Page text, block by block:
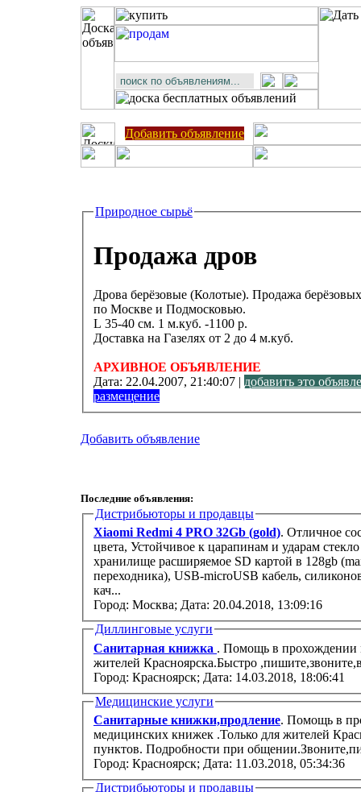
Добавить объявление
Природное сырьё
Продажа дров
Дрова берёзовые (Колотые). Продажа
по Москве и Подмосковью.
L 35-40 см. 1 м.куб. -1100 р.
Доставка на Газелях от 2 до 4 м.куб.
АРХИВНОЕ ОБЪЯВЛЕНИЕ
Дата: 22.04.2007, 21:40:07 | добавить это
размещение
Добавить объявление
Последние объявления:
Дистрибьюторы и продавцы
Xiaomi Redmi 4 PRO 32Gb (gold). Отличное
цвета, Устойчивое к царапинам и ударам
хранилище расширяемое SD картой в 128gb
переходника), USB-microUSB кабель,
кач...
Город: Москва; Дата: 20.04.2018, 13:09:16
Диллинговые услуги
Санитарная книжка . Помощь в прохождении
жителей Красноярска.Быстро
Город: Красноярск; Дата: 14.03.2018, 18:06:41
Медицинские услуги
Санитарные книжки,продление. Помощь в
медицинских книжек .Только для жителей
пунктов. Подробности при
Город: Красноярск; Дата: 11.03.2018, 05:34:36
Дистрибьюторы и продавцы